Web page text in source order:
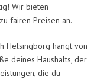
Wir bieten
fairen Preisen an.
Helsingborg hängt von
deines Haushalts, der
die du